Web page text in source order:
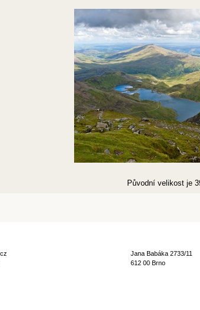
Původní velikost je
Jana Babáka 2733/11
612 00 Brno